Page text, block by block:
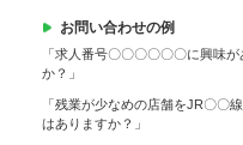
お問い合わせの例
「求人番号〇〇〇〇〇〇に興味
か？」
「残業が少なめの店舗をJR〇〇
はありますか？」